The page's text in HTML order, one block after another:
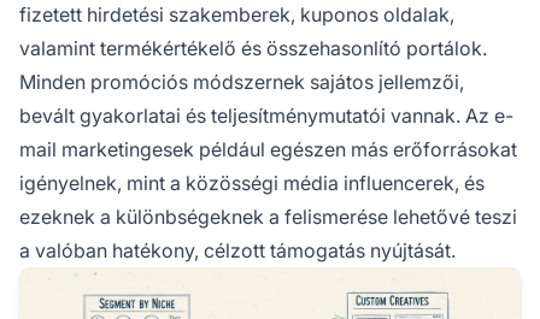
fizetett hirdetési szakemberek, kuponos oldalak,
valamint termékértékelő és összehasonlító portálok.
Minden promóciós módszernek sajátos jellemzői,
bevált gyakorlatai és teljesítménymutatói vannak. Az e-
mail marketingesek például egészen más erőforrásokat
igényelnek, mint a közösségi média influencerek, és
ezeknek a különbségeknek a felismerése lehetővé teszi
a valóban hatékony, célzott támogatás nyújtását.